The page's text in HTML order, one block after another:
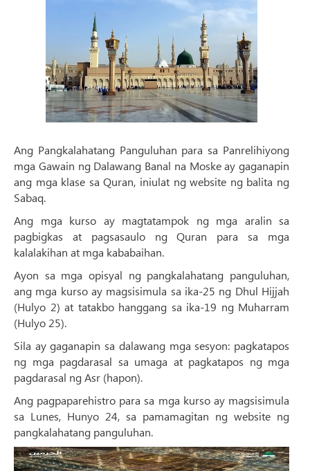
Ang Pangkalahatang Panguluhan para sa Panrelihiyong
mga Gawain ng Dalawang Banal na Moske ay gaganapin
ang mga klase sa Quran, iniulat ng website ng balita ng
Sabaq.
Ang mga kurso ay magtatampok ng mga aralin sa
pagbigkas at pagsasaulo ng Quran para sa mga
kalalakihan at mga kababaihan.
Ayon sa mga opisyal ng pangkalahatang panguluhan,
ang mga kurso ay magsisimula sa ika-25 ng Dhul Hijjah
(Hulyo 2) at tatakbo hanggang sa ika-19 ng Muharram
(Hulyo 25).
Sila ay gaganapin sa dalawang mga sesyon: pagkatapos
ng mga pagdarasal sa umaga at pagkatapos ng mga
pagdarasal ng Asr (hapon).
Ang pagpaparehistro para sa mga kurso ay magsisimula
sa Lunes, Hunyo 24, sa pamamagitan ng website ng
pangkalahatang panguluhan.